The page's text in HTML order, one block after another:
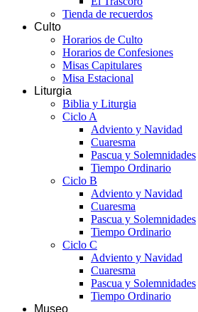
Tienda de recuerdos
Culto
Horarios de Culto
Horarios de Confesiones
Misas Capitulares
Misa Estacional
Liturgia
Biblia y Liturgia
Ciclo A
Adviento y Navidad
Cuaresma
Pascua y Solemnidades
Tiempo Ordinario
Ciclo B
Adviento y Navidad
Cuaresma
Pascua y Solemnidades
Tiempo Ordinario
Ciclo C
Adviento y Navidad
Cuaresma
Pascua y Solemnidades
Tiempo Ordinario
Museo